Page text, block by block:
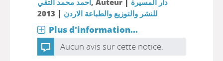
أحمد محمد التقي, Auteur
دار المسيرة
للنشر والتوزيع والطباعة الاردن |
2013
Plus d'information...
Aucun avis sur cette notice.